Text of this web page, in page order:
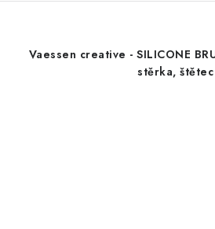
Vaessen creative - SILICONE
stěrka, štětec